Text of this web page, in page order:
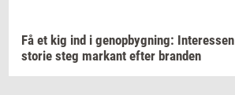
Få et kig ind i genop­byg­ning: In­ter­es­sen
sto­rie steg mar­kant efter bran­den